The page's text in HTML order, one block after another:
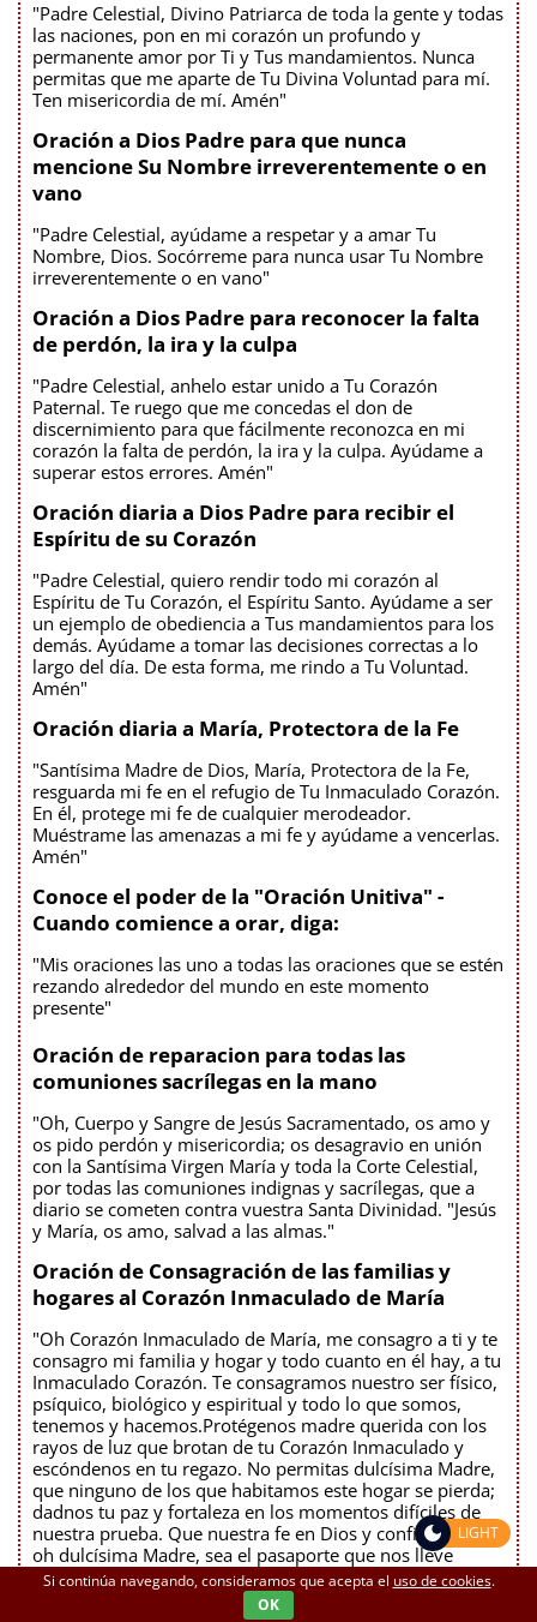
"Padre Celestial, Divino Patriarca de toda la gente y todas
las naciones, pon en mi corazón un profundo y
permanente amor por Ti y Tus mandamientos. Nunca
permitas que me aparte de Tu Divina Voluntad para mí.
Ten misericordia de mí. Amén"
Oración a Dios Padre para que nunca
mencione Su Nombre irreverentemente o en
vano
"Padre Celestial, ayúdame a respetar y a amar Tu
Nombre, Dios. Socórreme para nunca usar Tu Nombre
irreverentemente o en vano"
Oración a Dios Padre para reconocer la falta
de perdón, la ira y la culpa
"Padre Celestial, anhelo estar unido a Tu Corazón
Paternal. Te ruego que me concedas el don de
discernimiento para que fácilmente reconozca en mi
corazón la falta de perdón, la ira y la culpa. Ayúdame a
superar estos errores. Amén"
Oración diaria a Dios Padre para recibir el
Espíritu de su Corazón
"Padre Celestial, quiero rendir todo mi corazón al
Espíritu de Tu Corazón, el Espíritu Santo. Ayúdame a ser
un ejemplo de obediencia a Tus mandamientos para los
demás. Ayúdame a tomar las decisiones correctas a lo
largo del día. De esta forma, me rindo a Tu Voluntad.
Amén"
Oración diaria a María, Protectora de la Fe
"Santísima Madre de Dios, María, Protectora de la Fe,
resguarda mi fe en el refugio de Tu Inmaculado Corazón.
En él, protege mi fe de cualquier merodeador.
Muéstrame las amenazas a mi fe y ayúdame a vencerlas.
Amén"
Conoce el poder de la "Oración Unitiva" -
Cuando comience a orar, diga:
"Mis oraciones las uno a todas las oraciones que se estén
rezando alrededor del mundo en este momento
presente"
Oración de reparacion para todas las
comuniones sacrílegas en la mano
"Oh, Cuerpo y Sangre de Jesús Sacramentado, os amo y
os pido perdón y misericordia; os desagravio en unión
con la Santísima Virgen María y toda la Corte Celestial,
por todas las comuniones indignas y sacrílegas, que a
diario se cometen contra vuestra Santa Divinidad. "Jesús
y María, os amo, salvad a las almas."
Oración de Consagración de las familias y
hogares al Corazón Inmaculado de María
"Oh Corazón Inmaculado de María, me consagro a ti y te
consagro mi familia y hogar y todo cuanto en él hay, a tu
Inmaculado Corazón. Te consagramos nuestro ser físico,
psíquico, biológico y espiritual y todo lo que somos,
tenemos y hacemos.Protégenos madre querida con los
rayos de luz que brotan de tu Corazón Inmaculado y
escóndenos en tu regazo. No permitas dulcísima Madre,
que ninguno de los que habitamos este hogar se pierda;
dadnos tu paz y fortaleza en los momentos difíciles de
nuestra prueba. Que nuestra fe en Dios y confianza en ti,
oh dulcísima Madre, sea el pasaporte que nos lleve
seguros a las puertas de la nueva Creación. Amén. Ave
María Purísima, sin pecado concebida María Santísima (3
Si continúa navegando, consideramos que acepta el uso de cookies.
OK
LIGHT